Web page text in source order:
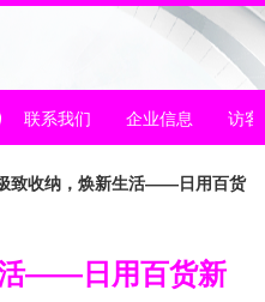
联系我们 企业信息 访客
致收纳，焕新生活——日用百货
——日用百货新